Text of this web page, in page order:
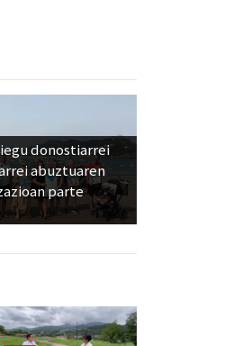
donostiarrei
abuztuaren
parte